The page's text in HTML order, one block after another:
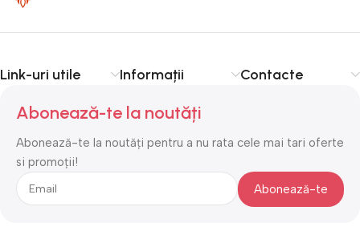
Link-uri utile Informații Contacte
Abonează-te la noutăți
Abonează-te la noutăți pentru a nu rata cele mai tari oferte
si promoții!